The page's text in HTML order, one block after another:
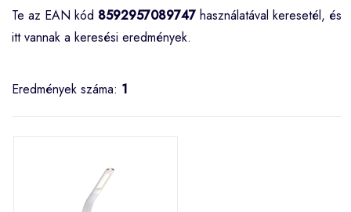
Te az EAN kód 8592957089747 használatával keresetél, és
itt vannak a keresési eredmények.
Eredmények száma: 1